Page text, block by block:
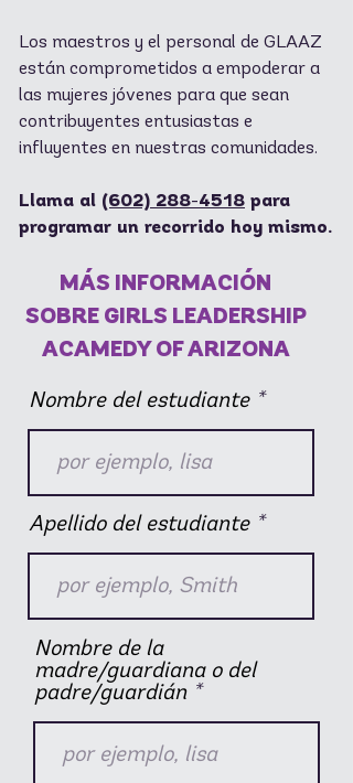
Los maestros y el personal de GLAAZ
están comprometidos a empoderar a
las mujeres jóvenes para que sean
contribuyentes entusiastas e
influyentes en nuestras comunidades.
Llama al (602) 288-4518 para
programar un recorrido hoy mismo.
MÁS INFORMACIÓN
SOBRE GIRLS LEADERSHIP
ACAMEDY OF ARIZONA
Nombre del estudiante
Apellido del estudiante
Nombre de la
madre/guardiana o del
padre/guardián